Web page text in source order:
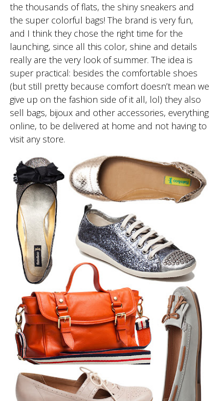
the thousands of flats, the shiny sneakers and
the super colorful bags! The brand is very fun,
and I think they chose the right time for the
launching, since all this color, shine and details
really are the very look of summer. The idea is
super practical: besides the comfortable shoes
(but still pretty because comfort doesn’t mean we
give up on the fashion side of it all, lol) they also
sell bags, bijoux and other accessories, everything
online, to be delivered at home and not having to
visit any store.